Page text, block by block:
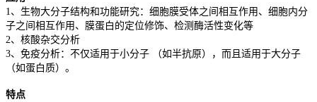
1、生物大分子结构和功能研究：细胞膜受体之间相互作用、细胞内分
子之间相互作用、膜蛋白的定位修饰、检测酶活性变化等
2、核酸杂交分析
3、免疫分析：不仅适用于小分子 （如半抗原），而且适用于大分子
（如蛋白质）。
特点